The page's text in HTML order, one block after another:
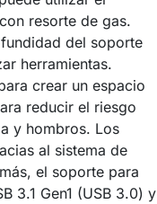
resorte de gas.
del soporte
herramientas.
crear un espacio
reducir el riesgo
y hombros. Los
al sistema de
el soporte para
3.1 Gen1 (USB 3.0) y